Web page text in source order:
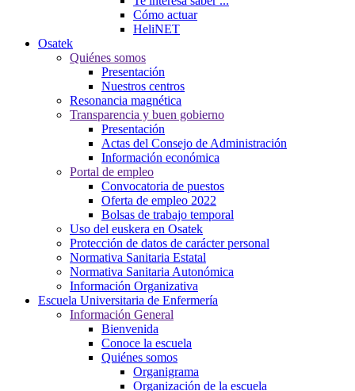
Cómo actuar
HeliNET
Osatek
Quiénes somos
Presentación
Nuestros centros
Resonancia magnética
Transparencia y buen gobierno
Presentación
Actas del Consejo de Administración
Información económica
Portal de empleo
Convocatoria de puestos
Oferta de empleo 2022
Bolsas de trabajo temporal
Uso del euskera en Osatek
Protección de datos de carácter personal
Normativa Sanitaria Estatal
Normativa Sanitaria Autonómica
Información Organizativa
Escuela Universitaria de Enfermería
Información General
Bienvenida
Conoce la escuela
Quiénes somos
Organigrama
Organización de la escuela